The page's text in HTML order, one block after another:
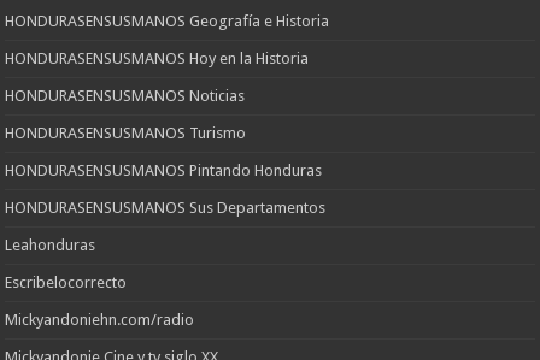
HONDURASENSUSMANOS Geografía e Historia
HONDURASENSUSMANOS Hoy en la Historia
HONDURASENSUSMANOS Noticias
HONDURASENSUSMANOS Turismo
HONDURASENSUSMANOS Pintando Honduras
HONDURASENSUSMANOS Sus Departamentos
Leahonduras
Escribelocorrecto
Mickyandoniehn.com/radio